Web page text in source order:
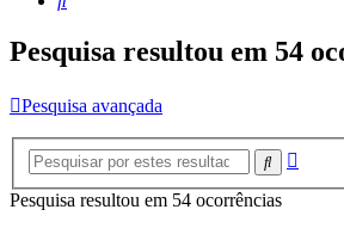
Pesquisa resultou em 54
Pesquisa avançada
Pesquisar
Pesquisa resultou em 54 ocorrências